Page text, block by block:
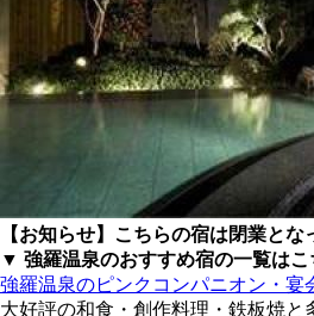
【お知らせ】こちらの宿は閉業とな
▼ 強羅温泉のおすすめ宿の一覧は
強羅温泉のピンクコンパニオン・宴
大好評の和食・創作料理・鉄板焼と